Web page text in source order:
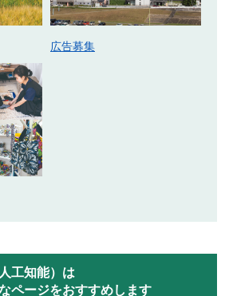
広告募集
工知能）は
ページをおすすめします